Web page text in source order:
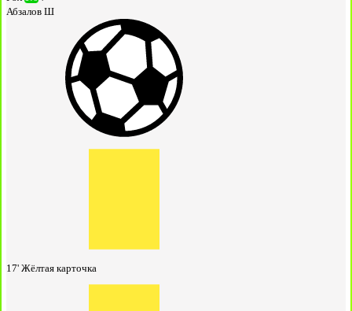
Абзалов Ш
17' Жёлтая карточка